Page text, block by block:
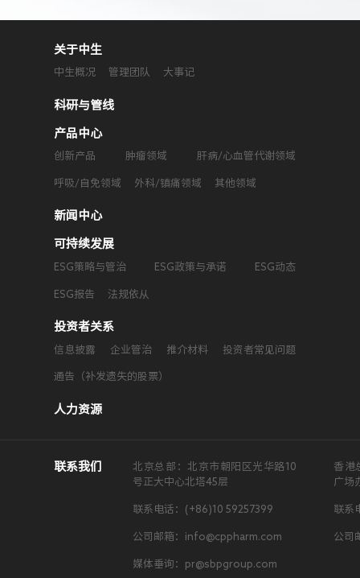
关于中生
中生概况 管理团队 大事记
科研与管线
产品中心
创新产品 肿瘤领域 肝病/心血管代谢领域
呼吸/自免领域 外科/镇痛领域 其他领域
新闻中心
可持续发展
ESG策略与管治 ESG政策与承诺 ESG动态
ESG报告 法规依从
投资者关系
信息披露 企业管治 推介材料 投资者常见问题
通告（补发遗失的股票）
人力资源
联系我们
北京总部：北京市朝阳区光华路10
号正大中心北塔45层
联系电话：(+86)10 59257399
公司邮箱：info@cppharm.com
媒体垂询：pr@sbpgroup.com
香港
广场
联系
公司